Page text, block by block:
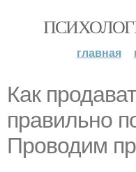
главная
Как
правильно
Проводим